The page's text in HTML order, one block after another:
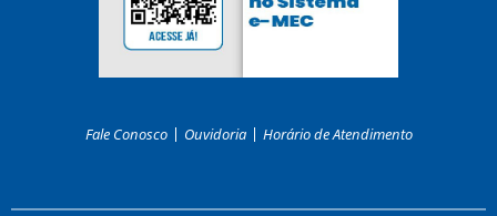
Fale Conosco Ouvidoria Horário de Atendimento